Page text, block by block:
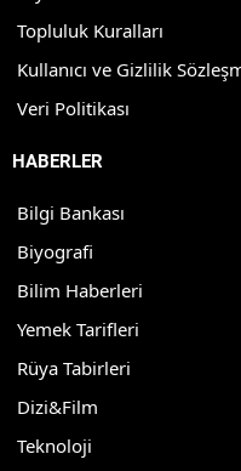
Topluluk Kuralları
Kullanıcı ve Gizlilik
Veri Politikası
HABERLER
Bilgi Bankası
Biyografi
Bilim Haberleri
Yemek Tarifleri
Rüya Tabirleri
Dizi&Film
Teknoloji